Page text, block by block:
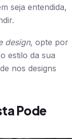
seja entendida,
design, opte por
estilo da sua
nos designs
Pode